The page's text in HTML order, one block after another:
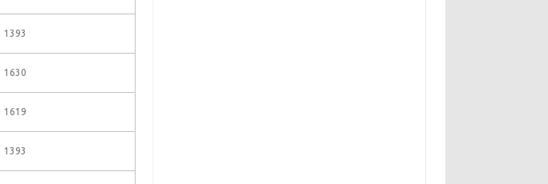
1393
1630
1619
1393